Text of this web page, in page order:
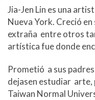
c
e
b
o
o
n
k
e
d
I
t
t
e
r
h
a
t
i
l
a
i
l
Jia-Jen Lin es una
Nueva York. Creció en
extraña entre otros
artística fue donde
Prometió a sus
dejasen estudiar arte,
Taiwan Normal